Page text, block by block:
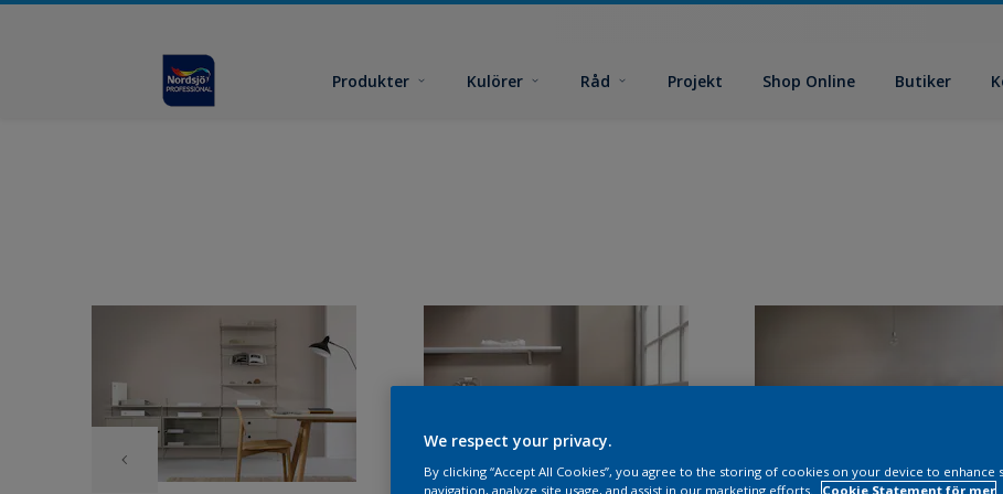
Produkter Kulörer Råd Projekt Shop Online Butiker
We respect your privacy.
By clicking “Accept All Cookies”, you agree to the storing of cookies on your device to enhance
navigation, analyze site usage, and assist in our marketing efforts.
Cookie Statement för mer